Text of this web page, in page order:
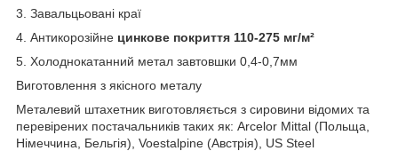
3. Завальцьовані краї
4. Антикорозійне цинкове покриття 110-275 мг/м²
5. Холоднокатанний метал завтовшки 0,4-0,7мм
Виготовлення з якісного металу
Металевий штахетник виготовляється з сировини відомих та
перевірених постачальників таких як: Arcelor Mittal (Польща,
Німеччина, Бельгія), Voestalpine (Австрія), US Steel